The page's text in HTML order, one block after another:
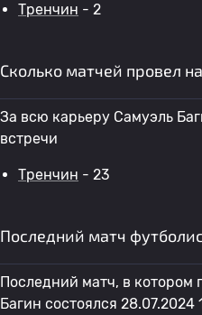
Тренчин - 2
Сколько матчей провел
За всю карьеру Самуэль
встречи
Тренчин - 23
Последний матч
Последний матч, в котором
Багин состоялся 28.07.2024